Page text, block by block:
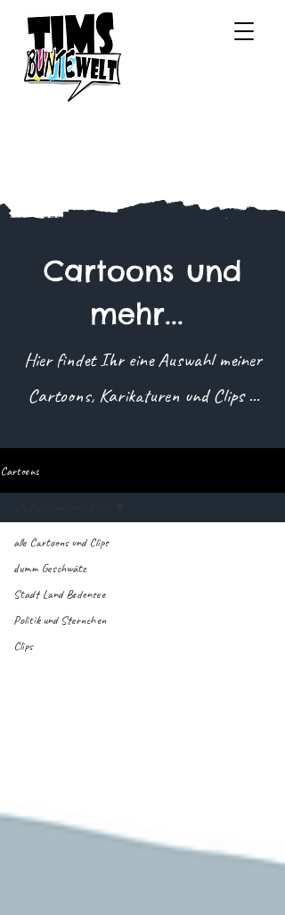
Cartoons und
mehr...
Hier findet Ihr eine Auswahl meiner
Cartoons, Karikaturen und Clips ...
Cartoons
alle Cartoons und Clips
dumm Geschwätz
Stadt Land Bodensee
Politik und Sternchen
Clips